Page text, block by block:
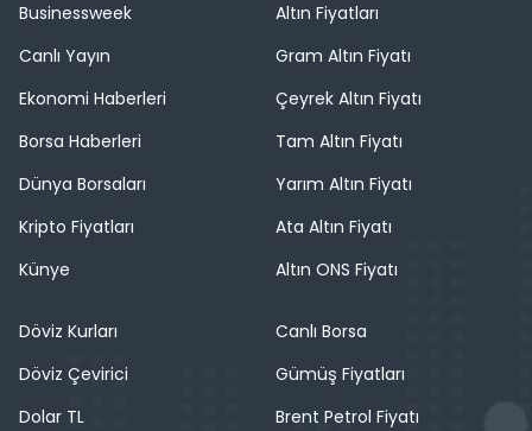
Businessweek
Canlı Yayın
Ekonomi Haberleri
Borsa Haberleri
Dünya Borsaları
Kripto Fiyatları
Künye
Altın Fiyatları
Gram Altın Fiyatı
Çeyrek Altın Fiyatı
Tam Altın Fiyatı
Yarım Altın Fiyatı
Ata Altın Fiyatı
Altın ONS Fiyatı
Döviz Kurları
Döviz Çevirici
Dolar TL
Canlı Borsa
Gümüş Fiyatları
Brent Petrol Fiyatı